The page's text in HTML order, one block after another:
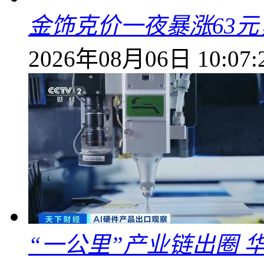
金饰克价一夜暴涨63
2026年08月06日
“一公里”产业链出圈